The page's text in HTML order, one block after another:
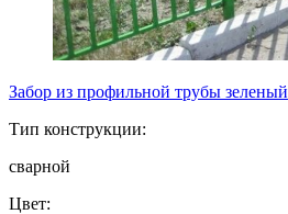
Забор из профильной трубы зеленый
Тип конструкции:
сварной
Цвет: